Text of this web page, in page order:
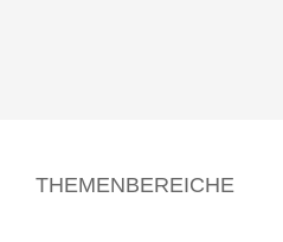
THEMENBEREICHE